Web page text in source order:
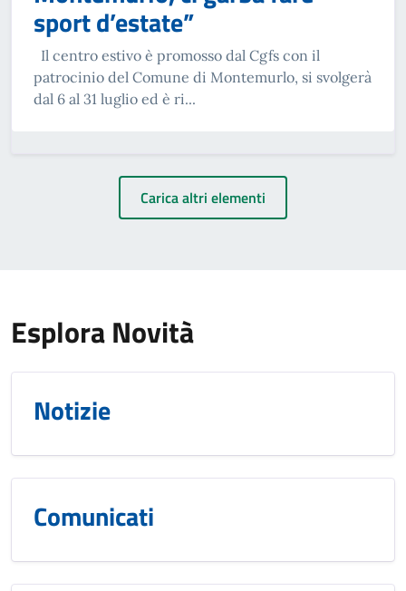
sport d’estate”
Il centro estivo è promosso dal Cgfs con il
patrocinio del Comune di Montemurlo, si svolgerà
dal 6 al 31 luglio ed è ri...
Carica altri elementi
Esplora Novità
Notizie
Comunicati